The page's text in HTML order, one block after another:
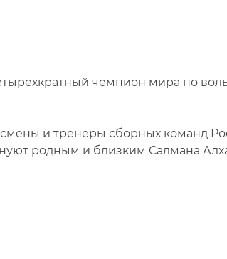
чемпион мира по
и тренеры сборных команд
родным и близким Салмана